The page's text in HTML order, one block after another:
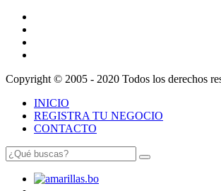
Copyright © 2005 - 2020 Todos los derechos
INICIO
REGISTRA TU NEGOCIO
CONTACTO